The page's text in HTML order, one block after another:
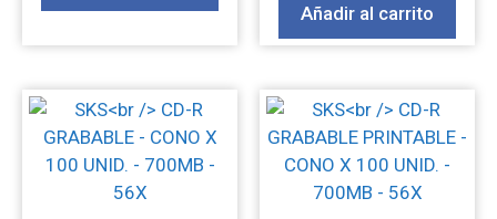
Añadir al carrito